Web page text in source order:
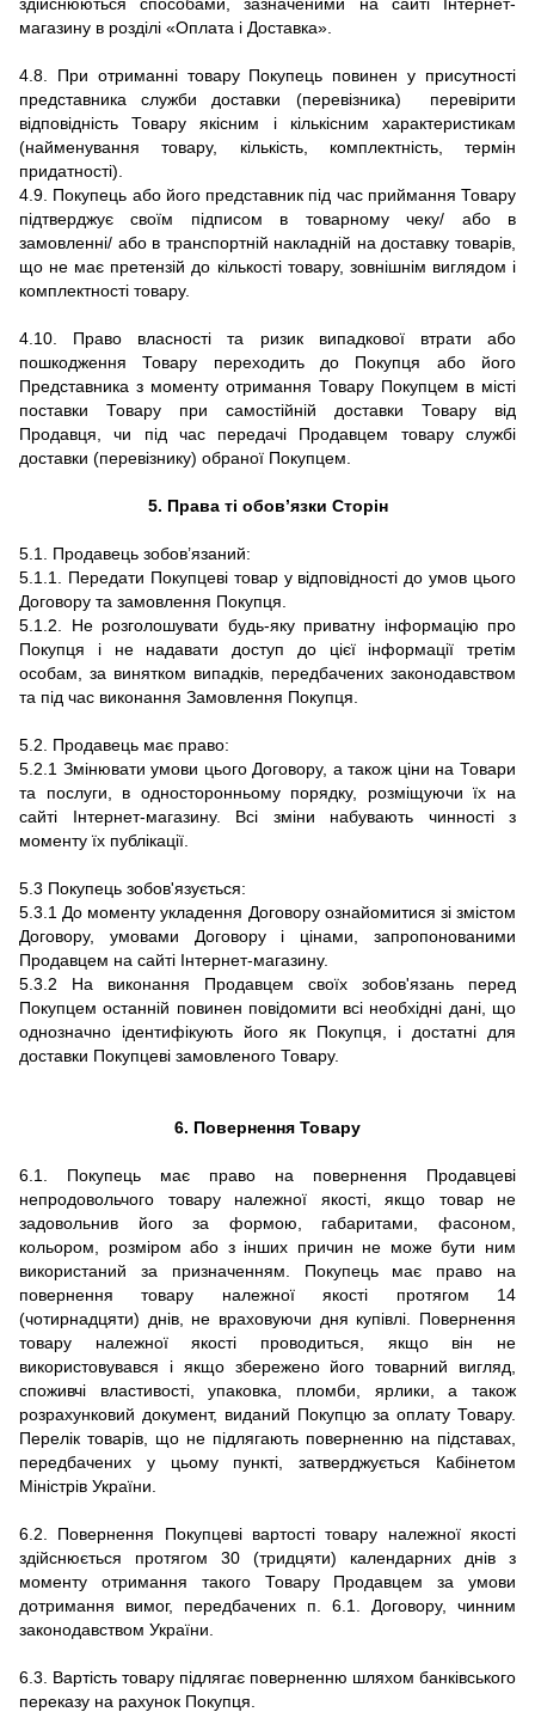
магазину в розділі «Оплата і Доставка».
4.8.
При отриманні товару Покупець повинен у присутності
представника служби доставки (перевізника) перевірити
відповідність Товару якісним і кількісним характеристикам
(найменування товару, кількість, комплектність, термін
придатності).
4.9. Покупець або його представник під час приймання Товару
підтверджує своїм підписом в товарному чеку/ або в
замовленні/ або в транспортній накладній на доставку товарів,
що не має претензій до кількості товару, зовнішнім виглядом і
комплектності товару.
4.10. Право власності та ризик випадкової втрати або
пошкодження Товару переходить до Покупця або його
Представника з моменту отримання Товару Покупцем в місті
поставки Товару при самостійній доставки Товару від
Продавця, чи під час передачі Продавцем товару службі
доставки (перевізнику) обраної Покупцем.
5. Права ті обов’язки Сторін
5.1. Продавець зобов’язаний:
5.1.1. Передати Покупцеві товар у відповідності до умов цього
Договору та замовлення Покупця.
5.1.2. Не розголошувати будь-яку приватну інформацію про
Покупця і не надавати доступ до цієї інформації третім
особам, за винятком випадків, передбачених законодавством
та під час виконання Замовлення Покупця.
5.2. Продавець має право:
5.2.1 Змінювати умови цього Договору, а також ціни на Товари
та послуги, в односторонньому порядку, розміщуючи їх на
сайті Інтернет-магазину. Всі зміни набувають чинності з
моменту їх публікації.
5.3 Покупець зобов'язується:
5.3.1 До моменту укладення Договору ознайомитися зі змістом
Договору, умовами Договору і цінами, запропонованими
Продавцем на сайті Інтернет-магазину.
5.3.2 На виконання Продавцем своїх зобов'язань перед
Покупцем останній повинен повідомити всі необхідні дані, що
однозначно ідентифікують його як Покупця, і достатні для
доставки Покупцеві замовленого Товару.
6. Повернення Товару
6.1. Покупець має право на повернення Продавцеві
непродовольчого товару належної якості, якщо товар не
задовольнив його за формою, габаритами, фасоном,
кольором, розміром або з інших причин не може бути ним
використаний за призначенням. Покупець має право на
повернення товару належної якості протягом 14
(чотирнадцяти) днів, не враховуючи дня купівлі. Повернення
товару належної якості проводиться, якщо він не
використовувався і якщо збережено його товарний вигляд,
споживчі властивості, упаковка, пломби, ярлики, а також
розрахунковий документ, виданий Покупцю за оплату Товару.
Перелік товарів, що не підлягають поверненню на підставах,
передбачених у цьому пункті, затверджується Кабінетом
Міністрів України.
6.2. Повернення Покупцеві вартості товару належної якості
здійснюється протягом 30 (тридцяти) календарних днів з
моменту отримання такого Товару Продавцем за умови
дотримання вимог, передбачених п. 6.1. Договору, чинним
законодавством України.
6.3. Вартість товару підлягає поверненню шляхом банківського
переказу на рахунок Покупця.